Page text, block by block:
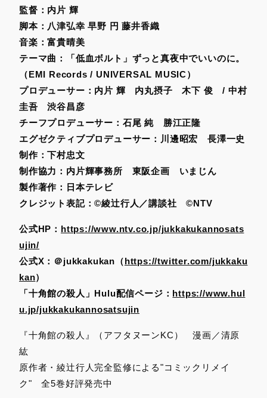
監督：内片 輝
脚本：八津弘幸 早野 円 藤井香織
音楽：富貴晴美
テーマ曲：「低血ボルト」ずっと真夜中でいいのに。
（EMI Records / UNIVERSAL MUSIC）
プロデューサー：内片 輝 内丸摂子 木下 俊 / 中村
圭吾
渋谷昌彦
チーフプロデューサー：石尾 純 勝江正隆
エグゼクティブプロデューサー：川邊昭宏 長澤一史
制作：下村忠文
制作協力：内片輝事務所 東阪企画 いまじん
製作著作：日本テレビ
クレジット表記：©綾辻行人／講談社 ©NTV
公式HP ： https://www.ntv.co.jp/jukkakukannosats
ujin/
公式X ： ＠jukkakukan（https://twitter.com/jukkaku
kan）
「十角館の殺人」 Hulu配信ページ ： https://www.hul
u.jp/jukkakukannosatsujin
『十角館の殺人』（アフタヌーンKC） 漫画／清原
紘
原作者・綾辻行人完全監修による"コミックリメイ
ク" 全5巻好評発売中